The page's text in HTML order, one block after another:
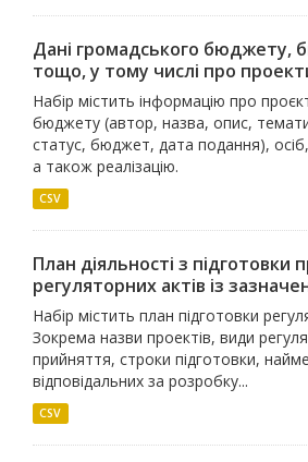
Дані громадського бюджету,
тощо, у тому числі про
Набір містить інформацію про
бюджету (автор, назва, опис,
статус, бюджет, дата подання),
а також реалізацію.
CSV
План діяльності з підготовки
регуляторних актів із
Набір містить план підготовки
Зокрема назви проектів, види
прийняття, строки підготовки,
відповідальних за розробку...
CSV